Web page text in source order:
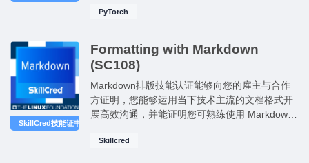
备在真实人工智能业务流程中落地使用 PyTorch
专业水平。
PyTorch
SkillCred技能证书
Formatting with Markdown
(SC108)
Markdown排版技能认证能够向您的雇主与合作
方证明，您能够运用当下技术主流的文档格式开
展高效沟通，并能证明您可熟练使用 Markdown
容。
Skillcred